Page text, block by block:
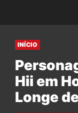
INÍCIO
Hii em
Longe